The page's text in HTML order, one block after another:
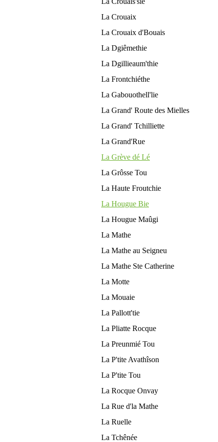
La Crouaix
La Crouaix d'Bouais
La Dgiêmethie
La Dgillieaum'thie
La Frontchiéthe
La Gabouothell'lie
La Grand' Route des Mielles
La Grand' Tchilliette
La Grand'Rue
La Grève dé Lé
La Grôsse Tou
La Haute Froutchie
La Hougue Bie
La Hougue Maûgi
La Mathe
La Mathe au Seigneu
La Mathe Ste Catherine
La Motte
La Mouaie
La Pallott'tie
La Pliatte Rocque
La Preunmié Tou
La P'tite Avathîson
La P'tite Tou
La Rocque Onvay
La Rue d'la Mathe
La Ruelle
La Tchênée